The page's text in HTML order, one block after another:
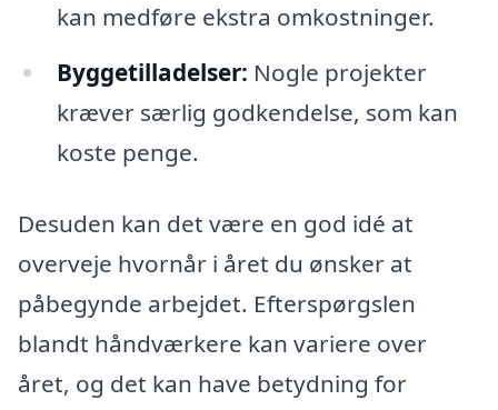
kan medføre ekstra omkostninger.
Byggetilladelser: Nogle projekter
kræver særlig godkendelse, som kan
koste penge.
Desuden kan det være en god idé at
overveje hvornår i året du ønsker at
påbegynde arbejdet. Efterspørgslen
blandt håndværkere kan variere over
året, og det kan have betydning for